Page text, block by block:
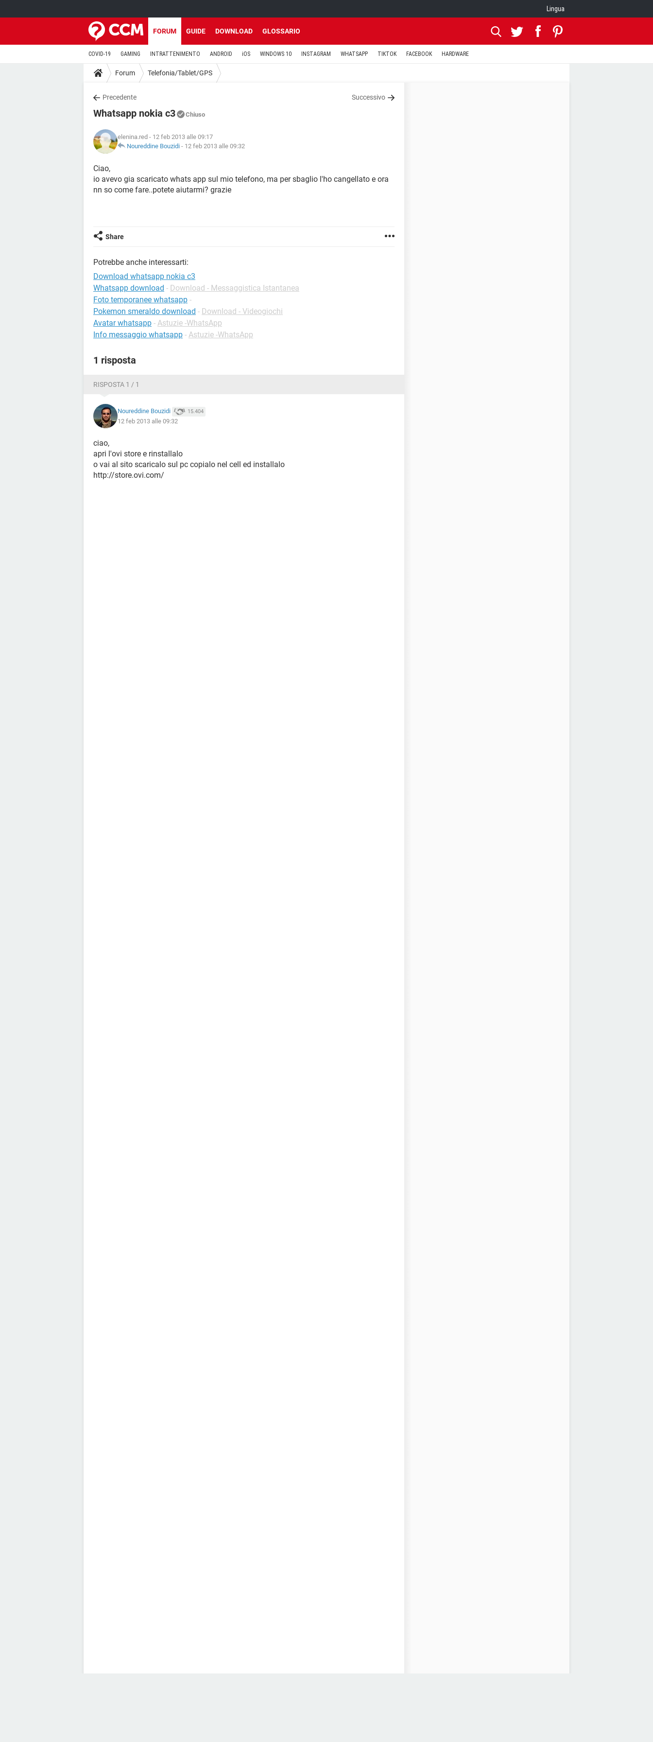
Lingua
FORUM GUIDE DOWNLOAD GLOSSARIO
COVID-19 GAMING INTRATTENIMENTO ANDROID iOS WINDOWS 10 INSTAGRAM WHATSAPP TIKTOK FACEBOOK HARDWARE
Forum Telefonia/Tablet/GPS
Precedente Successivo
Whatsapp nokia c3 Chiuso
elenina.red - 12 feb 2013 alle 09:17
Noureddine Bouzidi - 12 feb 2013 alle 09:32
Ciao,
io avevo gia scaricato whats app sul mio telefono, ma per sbaglio l'ho cangellato e ora
nn so come fare..potete aiutarmi? grazie
Share
Potrebbe anche interessarti:
Download whatsapp nokia c3
Whatsapp download - Download - Messaggistica Istantanea
Foto temporanee whatsapp -
Pokemon smeraldo download - Download - Videogiochi
Avatar whatsapp - Astuzie -WhatsApp
Info messaggio whatsapp - Astuzie -WhatsApp
1 risposta
RISPOSTA 1 / 1
Noureddine Bouzidi 15.404
12 feb 2013 alle 09:32
ciao,
apri l'ovi store e rinstallalo
o vai al sito scaricalo sul pc copialo nel cell ed installalo
http://store.ovi.com/